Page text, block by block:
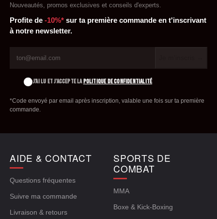
Nouveautés, promos exclusives et conseils d'experts.
Profite de -10%* sur ta première commande en t'inscrivant
à notre newsletter.
J'AI LU ET J'ACCEPTE LAPOLITIQUE DE CONFIDENTIALITÉ
*Code envoyé par email après inscription, valable une fois sur ta première
commande.
AIDE & CONTACT
Questions fréquentes
Suivre ma commande
Livraison & retours
SPORTS DE
COMBAT
MMA
Boxe & Kick-Boxing